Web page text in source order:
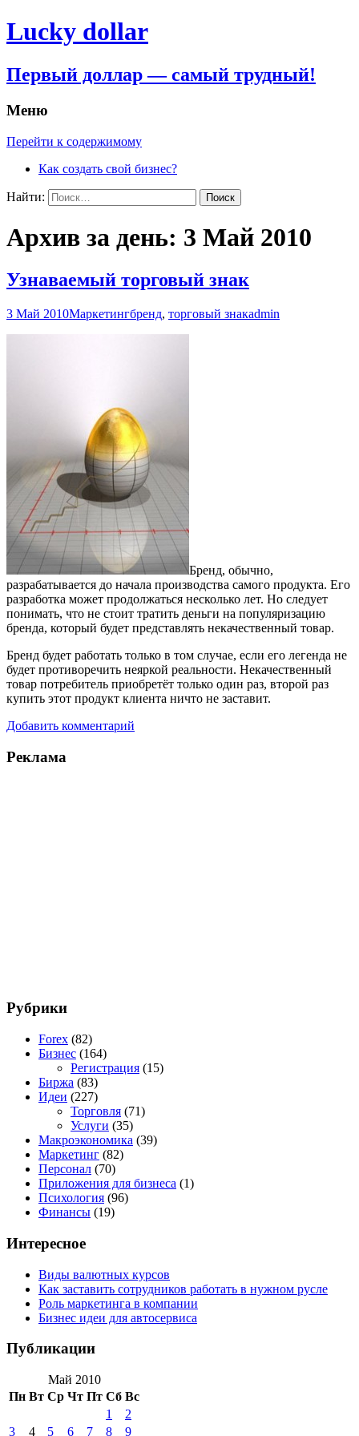
Lucky dollar
Первый доллар — самый трудный!
Меню
Перейти к содержимому
Как создать свой бизнес?
Найти:
Архив за день: 3 Май 2010
Узнаваемый торговый знак
3 Май 2010Маркетингбренд, торговый знакadmin
Бренд, обычно,
разрабатывается до начала производства самого продукта. Его
разработка может продолжаться несколько лет. Но следует
понимать, что не стоит тратить деньги на популяризацию
бренда, который будет представлять некачественный товар.
Бренд будет работать только в том случае, если его легенда не
будет противоречить неяркой реальности. Некачественный
товар потребитель приобретёт только один раз, второй раз
купить этот продукт клиента ничто не заставит.
Добавить комментарий
Реклама
Рубрики
Forex (82)
Бизнес (164)
Регистрация (15)
Биржа (83)
Идеи (227)
Торговля (71)
Услуги (35)
Макроэкономика (39)
Маркетинг (82)
Персонал (70)
Приложения для бизнеса (1)
Психология (96)
Финансы (19)
Интересное
Виды валютных курсов
Как заставить сотрудников работать в нужном русле
Роль маркетинга в компании
Бизнес идеи для автосервиса
Публикации
Май 2010
Пн Вт Ср Чт Пт Сб Вс
1
2
3
4 5 6 7 8 9